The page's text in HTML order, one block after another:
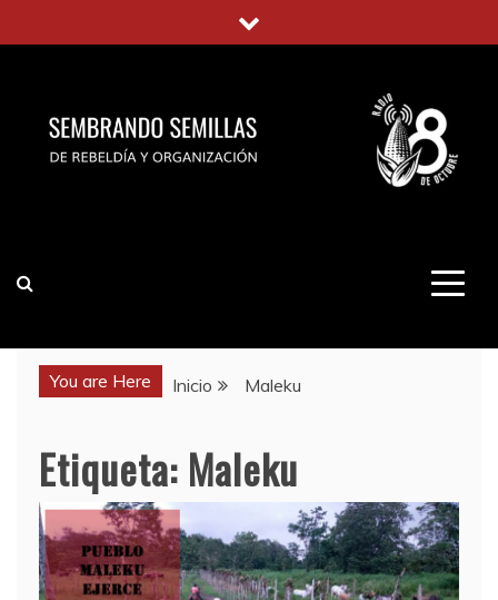
al
You are Here Inicio Maleku
Etiqueta: Maleku